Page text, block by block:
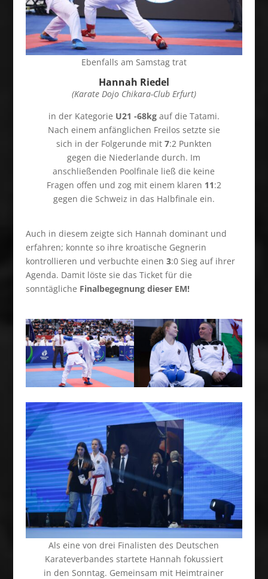
Ebenfalls am Samstag trat
Hannah Riedel
(Karate Dojo Chikara-Club Erfurt)
in der Kategorie U21 -68kgauf die Tatami.
Nach einem anfänglichen Freilos setzte sie
sich in der Folgerunde mit 7:2 Punkten
gegen die Niederlande durch. Im
anschließenden Poolfinale ließ die keine
Fragen offen und zog mit einem klaren 11:2
gegen die Schweiz in das Halbfinale ein.
Auch in diesem zeigte sich Hannah dominant und
erfahren; konnte so ihre kroatische Gegnerin
kontrollieren und verbuchte einen 3:0 Sieg auf ihrer
Agenda. Damit löste sie das Ticket für die
sonntägliche Finalbegegnung dieser EM!
Als eine von drei Finalisten des Deutschen
Karateverbandes startete Hannah fokussiert
in den Sonntag. Gemeinsam mit Heimtrainer